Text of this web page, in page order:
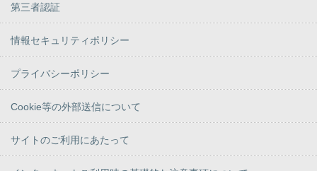
第三者認証
情報セキュリティポリシー
プライバシーポリシー
Cookie等の外部送信について
サイトのご利用にあたって